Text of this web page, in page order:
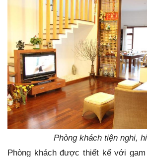
Phòng khách tiện nghi,
Phòng khách được thiết kế với